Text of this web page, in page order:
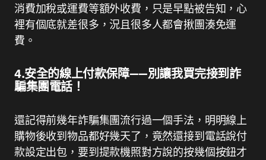
消費加稅或運費等額外收費，只是早點被告知，心
裡有個底就差很多，況且很多人都會揪團湊免運
費。
4.安全的線上付款保障——別讓我買完接到詐
騙集團電話！
還記得前幾年詐騙集團流行過一個手法，明明線上
購物後收到物品都好幾天了，竟然還接到電話說付
款設定出包，要到提款機照對方說的按幾個按鈕才